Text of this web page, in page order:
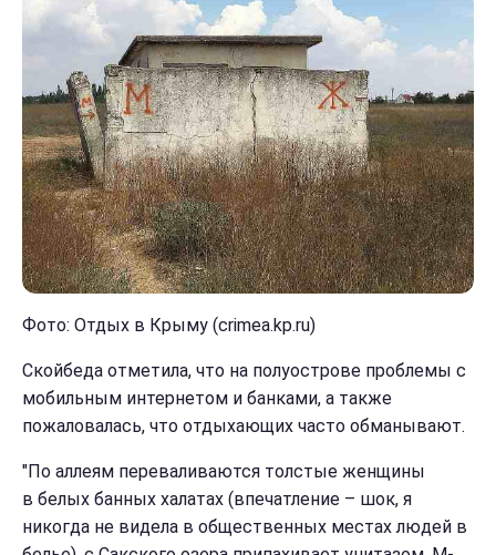
Фото: Отдых в Крыму (crimea.kp.ru)
Скойбеда отметила, что на полуострове проблемы с
мобильным интернетом и банками, а также
пожаловалась, что отдыхающих часто обманывают.
"По аллеям переваливаются толстые женщины
в белых банных халатах (впечатление – шок, я
никогда не видела в общественных местах людей в